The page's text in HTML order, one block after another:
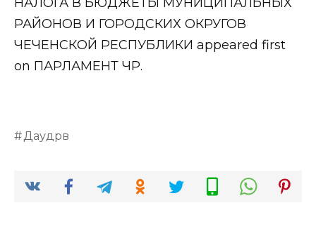
НАЛОГА В БЮДЖЕТЫ МУНИЦИПАЛЬНЫХ
РАЙОНОВ И ГОРОДСКИХ ОКРУГОВ
ЧЕЧЕНСКОЙ РЕСПУБЛИКИ appeared first
on ПАРЛАМЕНТ ЧР.
Даудрв